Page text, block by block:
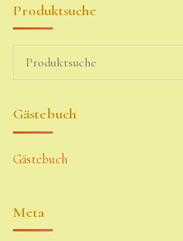
Produktsuche
Gästebuch
Gästebuch
Meta